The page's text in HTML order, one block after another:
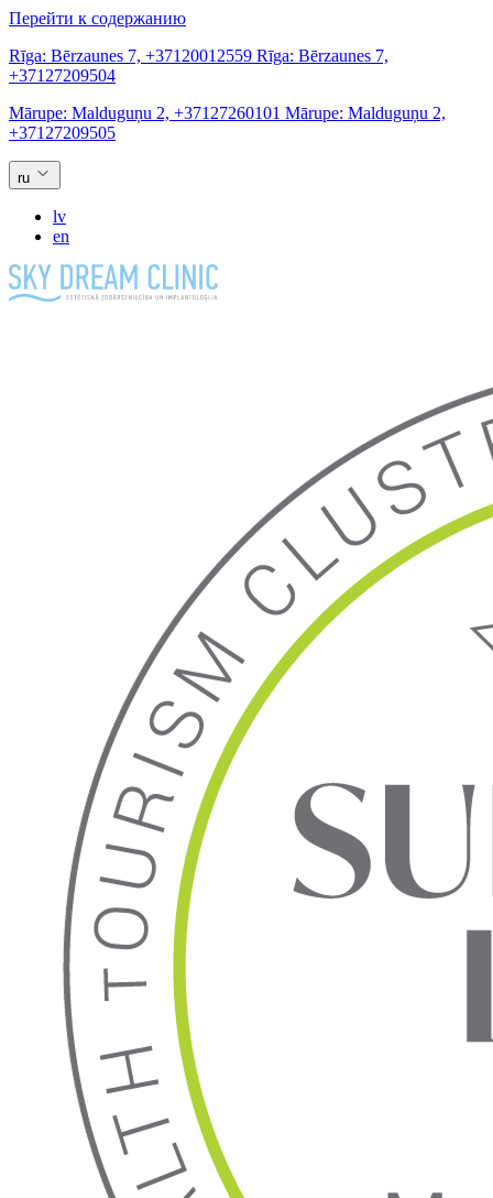
Перейти к содержанию
Rīga: Bērzaunes 7, +37120012559 Rīga: Bērzaunes 7,
+37127209504
Mārupe: Malduguņu 2, +37127260101 Mārupe: Malduguņu 2,
+37127209505
ru
lv
en